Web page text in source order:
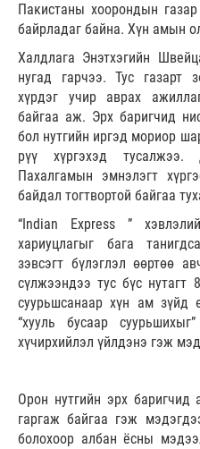
Пакистаны хоорондын
байрладаг байна. Хүн амын
Халдлага Энэтхэгийн
нугад гарчээ. Тус газарт
хүрдэг учир аврах
байгаа аж. Эрх баригчид
бол нутгийн иргэд мориор
рүү хүргэхэд
Пахалгамын эмнэлэгт
байдал тогтвортой байгаа
“Indian Express ”
хариуцлагыг бага
зэвсэгт бүлэглэл өөртөө
сүлжээндээ тус бүс нутагт
суурьшсанаар хүн ам зүйд
“хууль бусаар
хүчирхийлэл үйлдэнэ гэж
Орон нутгийн эрх баригчид
гаргаж байгаа гэж
болохоор албан ёсны